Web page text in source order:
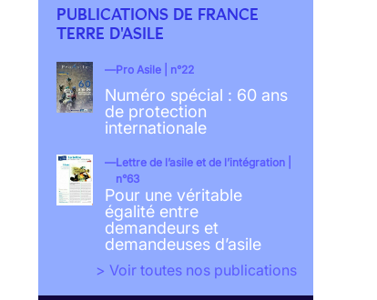
PUBLICATIONS DE FRANCE
TERRE D'ASILE
Pro Asile | n°22
Numéro spécial : 60 ans
de protection
internationale
Lettre de l’asile et de l’intégration |
n°63
Pour une véritable
égalité entre
demandeurs et
demandeuses d’asile
> Voir toutes nos publications